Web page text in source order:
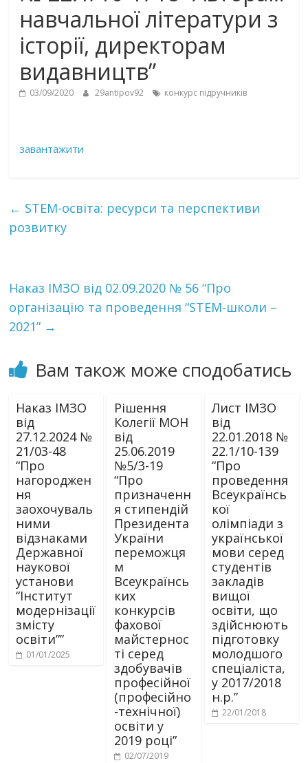
навчальної літератури з
історії, директорам
видавництв”
03/09/2020 29antipov92 конкурс підручників
завантажити
← STEM-освіта: ресурси та перспективи
розвитку
Наказ ІМЗО від 02.09.2020 № 56 “Про
організацію та проведення “STEM-школи –
2021” →
Вам також може сподобатись
Наказ ІМЗО
від
27.12.2024 №
21/03-48
“Про
нагороджен
ня
заохочуваль
ними
відзнаками
Державної
наукової
установи
“Інститут
модернізації
змісту
освіти””
01/01/2025
Рішення
Колегії МОН
від
25.06.2019
№5/3-19
“Про
призначенн
я стипендій
Президента
України
переможця
м
Всеукраїнсь
ких
конкурсів
фахової
майстернос
ті серед
здобувачів
професійної
(професійно
-технічної)
освіти у
2019 році”
02/07/2019
Лист ІМЗО
від
22.01.2018 №
22.1/10-139
“Про
проведення
Всеукраїнсь
кої
олімпіади з
української
мови серед
студентів
закладів
вищої
освіти, що
здійснюють
підготовку
молодшого
спеціаліста,
у 2017/2018
н.р.”
22/01/2018